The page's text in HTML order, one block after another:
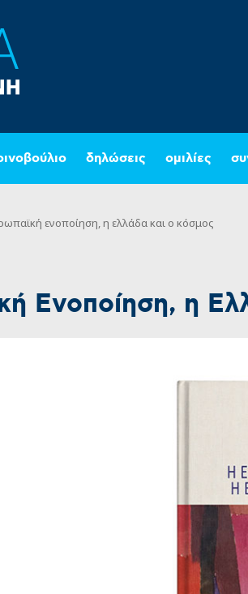
δηλώσεις ομιλίες
ενοποίηση, η ελλάδα και ο κόσμος
Ενοποίηση, η